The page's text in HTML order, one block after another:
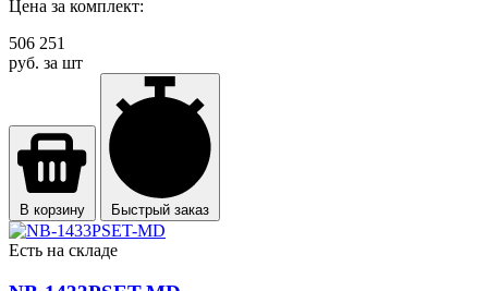
Цена за комплект:
506 251
руб. за шт
В корзину Быстрый заказ
Есть на складе